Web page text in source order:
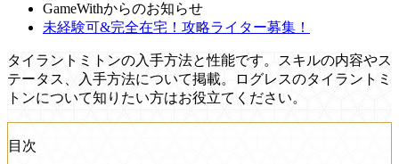
GameWithからのお知らせ
未経験可&完全在宅！攻略ライター募集！
タイラントミトンの入手方法と性能です。スキルの内容やス
テータス、入手方法について掲載。ログレスのタイラントミ
トンについて知りたい方はお役立てください。
目次